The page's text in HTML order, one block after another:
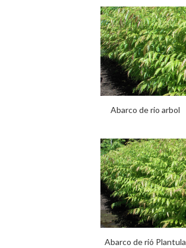
Abarco de rio arbol
Abarco de rió Plantula